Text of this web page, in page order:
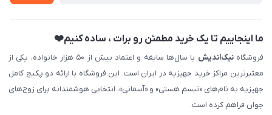
ما اینجاییم تا یک خرید مطمئن رو برات ، ساده کنیم❤️
فروشگاهنیک‌اندیش
با سال‌ها سابقه و اعتماد بیش از ۵۰ هزار خانواده، یکی از
معتبرترین مراکز خرید جهیزیه در ایران است. این فروشگاه با ارائه دو پکیج کامل
جهیزیه به نام‌های «تبسم هستی» و «آسمانی»، انتخابی هوشمندانه برای زوج‌های
جوان فراهم کرده است.